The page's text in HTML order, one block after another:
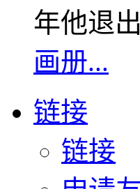
年他退
画册...
链接
链接